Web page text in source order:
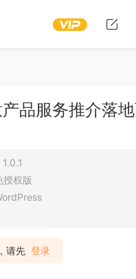
品服务推介落
1.0.1
授权版
请先 登录